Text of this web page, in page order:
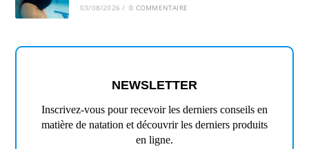
03/08/2026 / 0 COMMENTAIRE
NEWSLETTER
Inscrivez-vous pour recevoir les derniers conseils en
matière de natation et découvrir les derniers produits
en ligne.